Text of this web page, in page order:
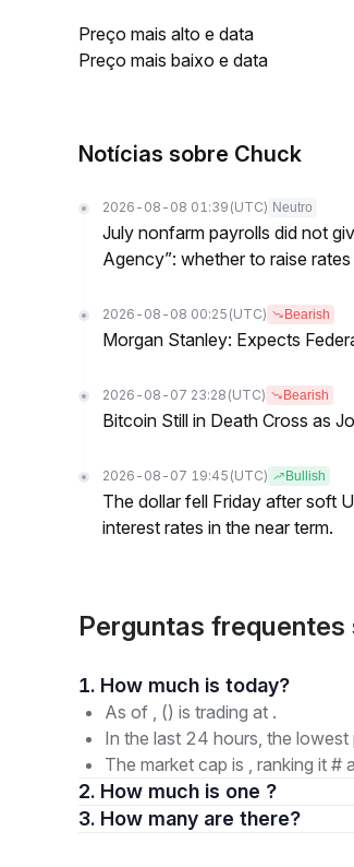
Preço mais alto e data
Preço mais baixo e data
Notícias sobre Chuck
2026-08-08 01:39 (UTC) Neutro
July nonfarm payrolls did not
Agency”: whether to raise
2026-08-08 00:25 (UTC) Bearish
Morgan Stanley: Expects
2026-08-07 23:28 (UTC) Bearish
Bitcoin Still in Death Cross as
2026-08-07 19:45 (UTC) Bullish
The dollar fell Friday after soft
interest rates in the near term.
Perguntas frequentes
1. How much is today?
As of , () is trading at .
In the last 24 hours, the lowest
The market cap is , ranking it #
2. How much is one ?
3. How many are there?